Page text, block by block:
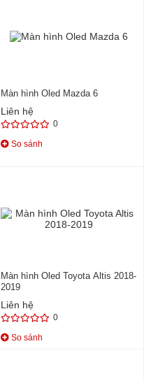
Màn hình Oled Mazda 6
Liên hệ
0
So sánh
Màn hình Oled Toyota Altis 2018-
2019
Liên hệ
0
So sánh